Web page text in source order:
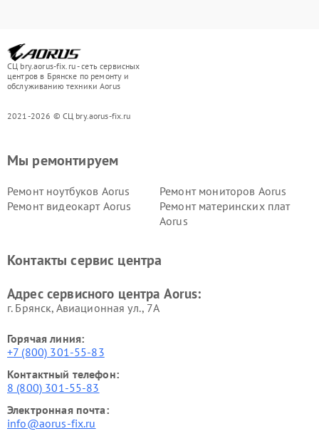
СЦ bry.aorus-fix.ru - сеть сервисных
центров в Брянске по ремонту и
обслуживанию техники Aorus
2021-2026 © СЦ bry.aorus-fix.ru
Мы ремонтируем
Ремонт ноутбуков Aorus
Ремонт мониторов Aorus
Ремонт видеокарт Aorus
Ремонт материнских плат
Aorus
Контакты сервис центра
Адрес сервисного центра Aorus:
г. Брянск, Авиационная ул., 7А
Горячая линия:
+7 (800) 301-55-83
Контактный телефон:
8 (800) 301-55-83
Электронная почта:
info@aorus-fix.ru